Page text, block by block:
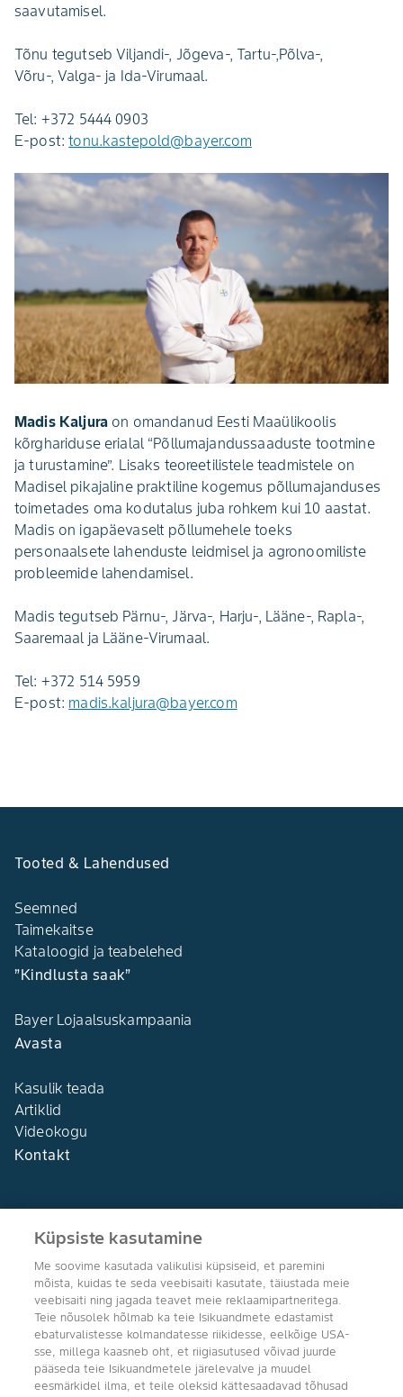
saavutamisel.
Tõnu tegutseb Viljandi-, Jõgeva-, Tartu-,Põlva-,
Võru-, Valga- ja Ida-Virumaal.
Tel: +372 5444 0903
E-post:tonu.kastepold@bayer.com
Madis Kaljuraon omandanud Eesti Maaülikoolis
kõrghariduse erialal “Põllumajandussaaduste tootmine
ja turustamine”. Lisaks teoreetilistele teadmistele on
Madisel pikajaline praktiline kogemus põllumajanduses
toimetades oma kodutalus juba rohkem kui 10 aastat.
Madis on igapäevaselt põllumehele toeks
personaalsete lahenduste leidmisel ja agronoomiliste
probleemide lahendamisel.
Madis tegutseb Pärnu-, Järva-, Harju-, Lääne-, Rapla-,
Saaremaal ja Lääne-Virumaal.
Tel: +372 514 5959
E-post: madis.kaljura@bayer.com
Tooted & Lahendused
Seemned
Taimekaitse
Kataloogid ja teabelehed
”Kindlusta saak”
Bayer Lojaalsuskampaania
Avasta
Kasulik teada
Artiklid
Videokogu
Kontakt
Agro Bayer
Eesti
Jälgi meid
Küpsiste kasutamine
Me soovime kasutada valikulisi küpsiseid, et paremini
mõista, kuidas te seda veebisaiti kasutate, täiustada meie
veebisaiti ning jagada teavet meie reklaamipartneritega.
Teie nõusolek hõlmab ka teie Isikuandmete edastamist
ebaturvalistesse kolmandatesse riikidesse, eelkõige USA-
sse, millega kaasneb oht, et riigiasutused võivad juurde
pääseda teie Isikuandmetele järelevalve ja muudel
eesmärkidel ilma, et teile oleksid kättesaadavad tõhusad